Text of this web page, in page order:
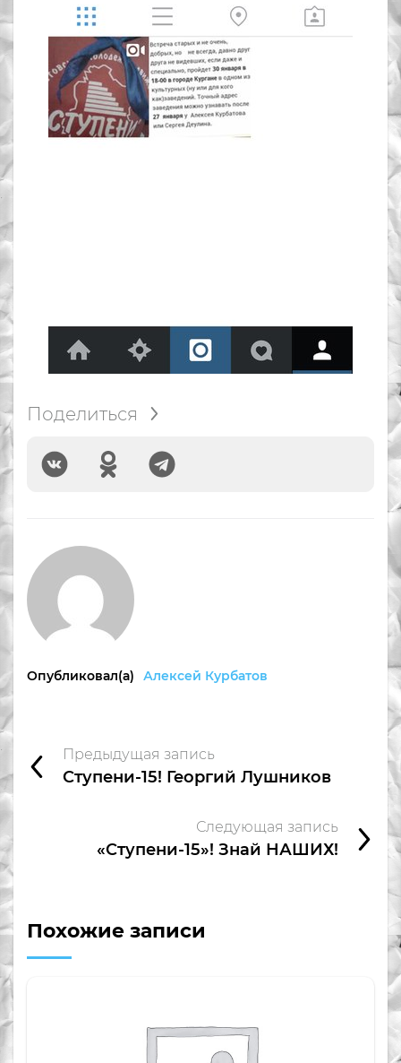
Поделиться
Опубликовал(а) Алексей Курбатов
Предыдущая запись
Ступени-15! Георгий Лушников
Следующая запись
«Ступени-15»! Знай НАШИХ!
Похожие записи